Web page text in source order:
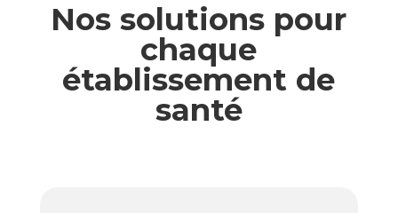
Nos solutions pour
chaque
établissement de
santé